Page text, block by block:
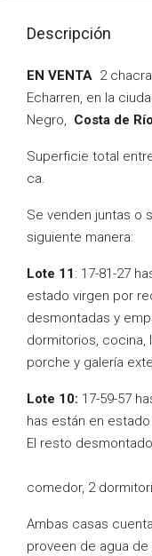
Descripción
EN VENTA 2
Echarren, en la
Negro, Costa de Río
Superficie total
ca.
Se venden juntas o
siguiente manera:
Lote 11: 17-81-27
estado virgen por
desmontadas y
dormitorios, cocina,
porche y galería
Lote 10: 17-59-57
has están en
El resto
Casa para
comedor, 2
Ambas casas
proveen de agua